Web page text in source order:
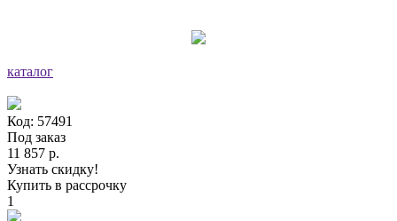
каталог
Код: 57491
Под заказ
11 857 р.
Узнать скидку!
Купить в рассрочку
1